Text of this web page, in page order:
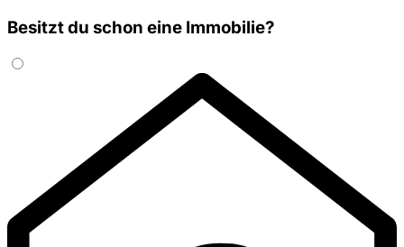
Besitzt du schon eine Immobilie?